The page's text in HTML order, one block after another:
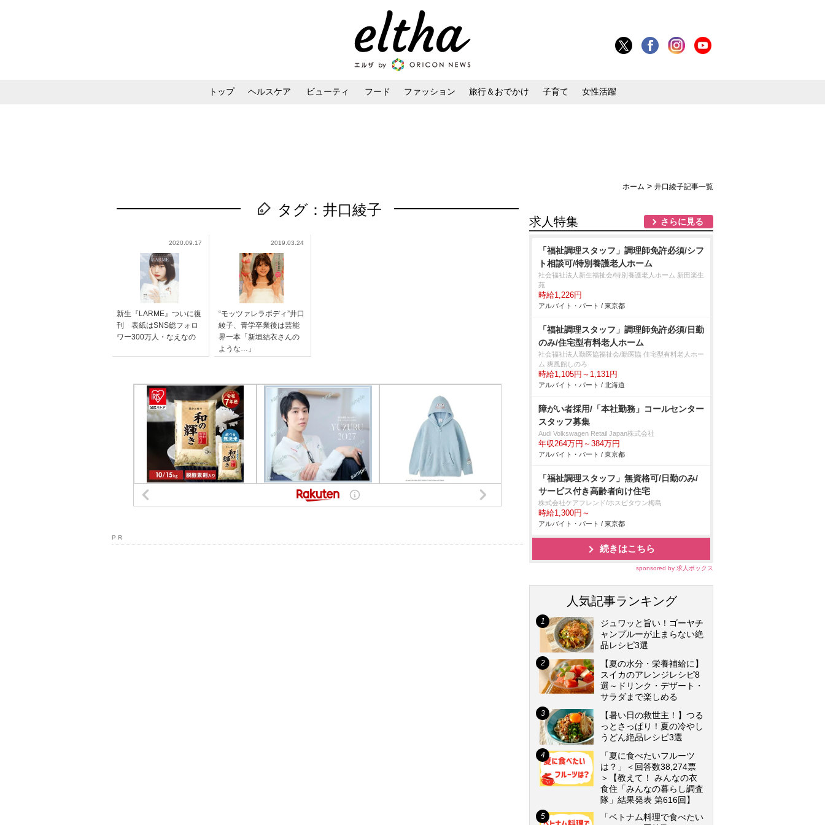
トップ ヘルスケア ビューティ フード ファッション 旅行＆おでかけ 子育て 女性活躍
ホーム > 井口綾子記事一覧
タグ：井口綾子
2020.09.17
新生『LARME』ついに復
刊 表紙はSNS総フォロ
ワー300万人・なえなの
2019.03.24
“モッツァレラボディ”井口
綾子、青学卒業後は芸能
界一本「新垣結衣さんの
ような…」
P R
求人特集 さらに見る
「福祉調理スタッフ」調理師免許必須/シフ
ト相談可/特別養護老人ホーム
社会福祉法人新生福祉会/特別養護老人ホーム 新田楽生
苑
時給1,226円
アルバイト・パート / 東京都
「福祉調理スタッフ」調理師免許必須/日勤
のみ/住宅型有料老人ホーム
社会福祉法人勤医協福祉会/勤医協 住宅型有料老人ホー
ム 爽風館しのろ
時給1,105円～1,131円
アルバイト・パート / 北海道
障がい者採用/「本社勤務」コールセンター
スタッフ募集
Audi Volkswagen Retail Japan株式会社
年収264万円～384万円
アルバイト・パート / 東京都
「福祉調理スタッフ」無資格可/日勤のみ/
サービス付き高齢者向け住宅
株式会社ケアフレンド/ホスピタウン梅島
時給1,300円～
アルバイト・パート / 東京都
続きはこちら
sponsored by 求人ボックス
人気記事ランキング
ジュワッと旨い！ゴーヤチ
ャンプルーが止まらない絶
品レシピ3選
【夏の水分・栄養補給に】
スイカのアレンジレシピ8
選～ドリンク・デザート・
サラダまで楽しめる
【暑い日の救世主！】つる
っとさっぱり！夏の冷やし
うどん絶品レシピ3選
「夏に食べたいフルーツ
は？」＜回答数38,274票
＞【教えて！ みんなの衣
食住「みんなの暮らし調査
隊」結果発表 第616回】
「ベトナム料理で食べたい